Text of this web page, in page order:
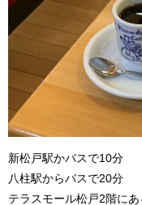
新松戸駅かバスで10分
八柱駅からバスで20分
テラスモール松戸2階にあ